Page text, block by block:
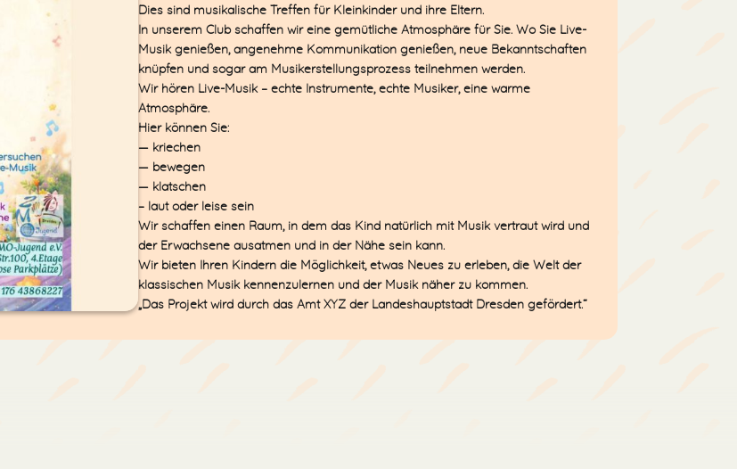
Dies sind musikalische Treffen für Kleinkinder und ihre Eltern.
In unserem Club schaffen wir eine gemütliche Atmosphäre für Sie. Wo Sie Live-
Musik genießen, angenehme Kommunikation genießen, neue Bekanntschaften
knüpfen und sogar am Musikerstellungsprozess teilnehmen werden.
Wir hören Live-Musik – echte Instrumente, echte Musiker, eine warme
Atmosphäre.
Hier können Sie:
— kriechen
— bewegen
— klatschen
– laut oder leise sein
Wir schaffen einen Raum, in dem das Kind natürlich mit Musik vertraut wird und
der Erwachsene ausatmen und in der Nähe sein kann.
Wir bieten Ihren Kindern die Möglichkeit, etwas Neues zu erleben, die Welt der
klassischen Musik kennenzulernen und der Musik näher zu kommen.
„Das Projekt wird durch das Amt XYZ der Landeshauptstadt Dresden gefördert.“